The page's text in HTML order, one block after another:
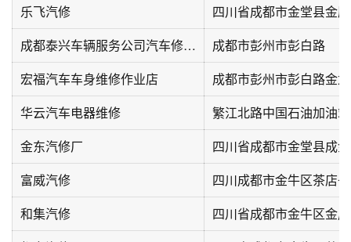
乐飞汽修
四川省成都市金堂县金
成都泰兴车辆服务公司汽车修理厂
成都市彭州市彭白路
宏福汽车车身维修作业店
华云汽车电器维修
金东汽修厂
富威汽修
和集汽修
四川省成都市金牛区金